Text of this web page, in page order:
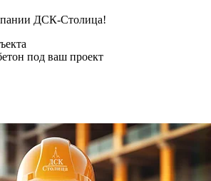
ДСК-Столица!
под ваш проект